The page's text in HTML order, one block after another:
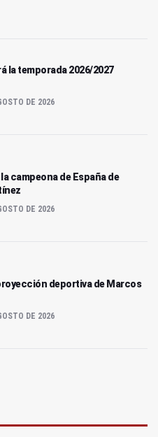
la temporada 2026/2027
DE 2026
campeona de España de
DE 2026
deportiva de Marcos
DE 2026